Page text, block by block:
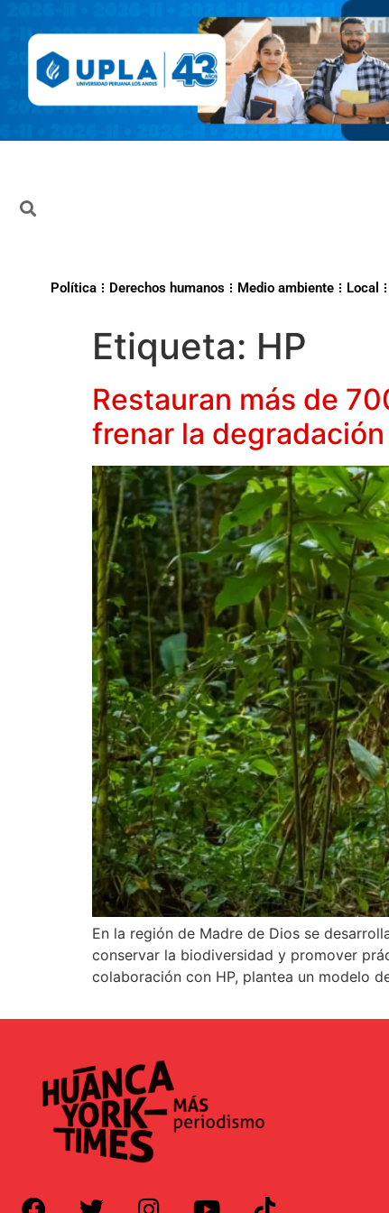
Política Derechos humanos Medio ambiente Local
Etiqueta: HP
Restauran más de
frenar la
En la región de Madre de Dios se
conservar la biodiversidad y promover
colaboración con HP, plantea un modelo